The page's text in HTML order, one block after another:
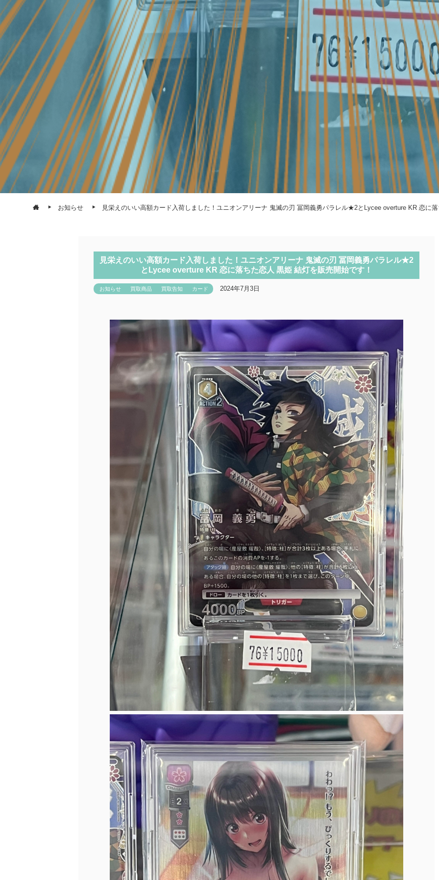
お知らせ 見栄えのいい高額カード入荷しました！ユニオンアリーナ 鬼滅の刃 冨岡義勇パラレル★2とLycee overture KR 恋に
見栄えのいい高額カード入荷しました！ユニオンアリーナ 鬼滅の刃 冨岡義勇パラレル★2
とLycee overture KR 恋に落ちた恋人 黒姫 結灯を販売開始です！
お知らせ 買取商品 買取告知 カード 2024年7月3日